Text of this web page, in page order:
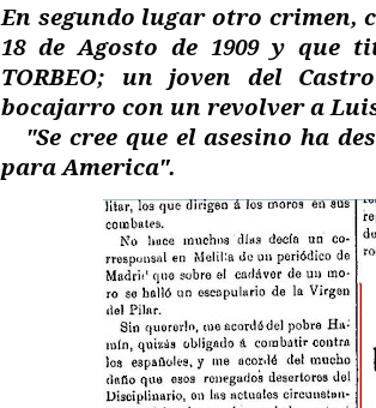
En segundo lugar otro crimen,
18 de Agosto de 1909 y que
TORBEO; un joven del
bocajarro con un revolver a
"Se cree que el asesino ha
para America".